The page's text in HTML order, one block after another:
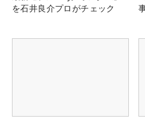
を石井良介プロがチェック